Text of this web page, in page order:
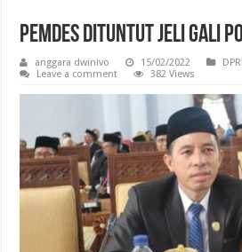
Pemdes Dituntut Jeli Gali
anggara dwinivo 15/02/2022
Leave a comment
382 Views